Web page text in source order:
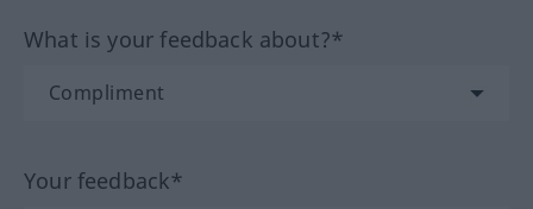
What is your feedback about?*
Your feedback*